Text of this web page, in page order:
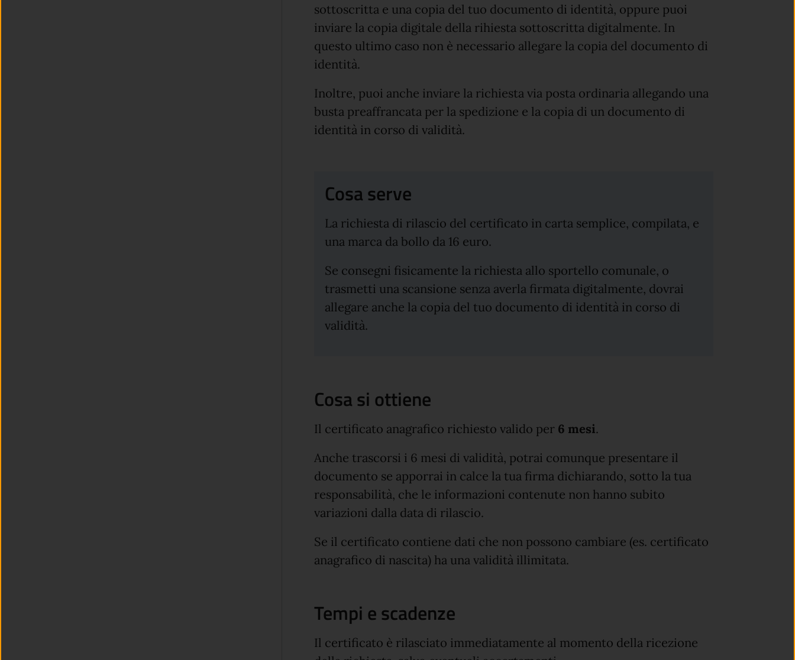
sottoscritta e una copia del tuo documento di identità, oppure puoi
inviare la copia digitale della rihiesta sottoscritta digitalmente. In
questo ultimo caso non è necessario allegare la copia del documento di
identità.
Inoltre, puoi anche inviare la richiesta via posta ordinaria allegando una
busta preaffrancata per la spedizione e la copia di un documento di
identità in corso di validità.
Cosa serve
La richiesta di rilascio del certificato in carta semplice, compilata, e
una marca da bollo da 16 euro.
Se consegni fisicamente la richiesta allo sportello comunale, o
trasmetti una scansione senza averla firmata digitalmente, dovrai
allegare anche la copia del tuo documento di identità in corso di
validità.
Cosa si ottiene
Il certificato anagrafico richiesto valido per 6 mesi.
Anche trascorsi i 6 mesi di validità, potrai comunque presentare il
documento se apporrai in calce la tua firma dichiarando, sotto la tua
responsabilità, che le informazioni contenute non hanno subito
variazioni dalla data di rilascio.
Se il certificato contiene dati che non possono cambiare (es. certificato
anagrafico di nascita) ha una validità illimitata.
Tempi e scadenze
Il certificato è rilasciato immediatamente al momento della ricezione